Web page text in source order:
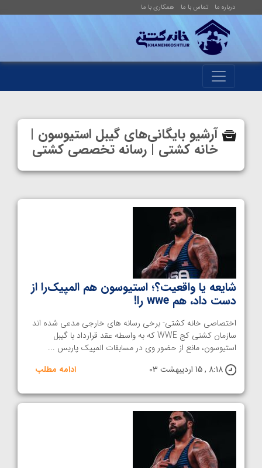
درباره ما تماس با ما همکاری با ما
آرشیو بایگانی‌های گیبل استیوسون |
خانه کشتی | رسانه تخصصی کشتی
شایعه یا واقعیت؟؛ استیوسون هم المپیک‌را از
دست داد، هم wwe را!
اختصاصی خانه کشتی- برخی رسانه های خارجی مدعی شده اند
سازمان کشتی کج WWE که به واسطه عقد قرارداد با گیبل
استیوسون، مانع از حضور وی در مسابقات المپیک پاریس ...
8:18 , 15 اردیبهشت 03
ادامه مطلب